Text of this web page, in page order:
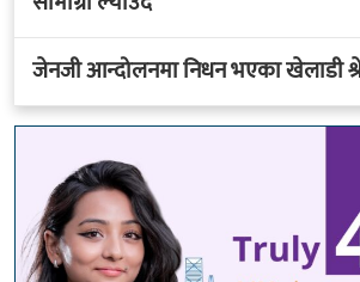
जेनजी आन्दोलनमा निधन भएका खेलाडी